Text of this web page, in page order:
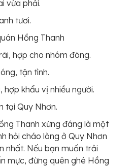
vừa phải.
tươi.
Hồng Thanh
hợp cho nhóm đông.
tận tình.
khẩu vị nhiều người.
tại Quy Nhơn.
Thanh xứng đáng là một
hỏi cháo lòng ở Quy Nhơn
nhất. Nếu bạn muốn trải
mực, đừng quên ghé Hồng